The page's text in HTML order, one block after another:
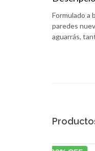
Formulado a
paredes
aguarrás,